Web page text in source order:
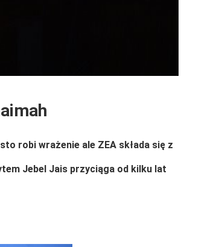
robi wrażenie ale ZEA składa się z
Jebel Jais przyciąga od kilku lat